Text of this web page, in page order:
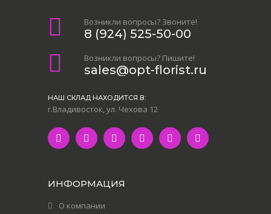
Возникли вопросы? Звоните!
8 (924) 525-50-00
Возникли вопросы? Пишите!
sales@opt-florist.ru
НАШ СКЛАД НАХОДИТСЯ В:
г.Владивосток, ул. Чехова 12
ИНФОРМАЦИЯ
О компании